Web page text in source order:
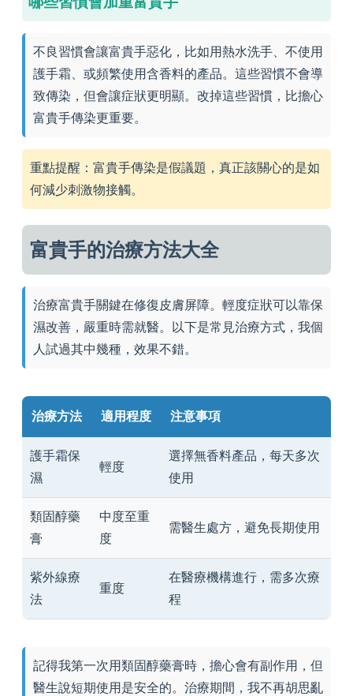
不良習慣會讓富貴手惡化，比如用熱水洗手、不使用
護手霜、或頻繁使用含香料的產品。這些習慣不會導
致傳染，但會讓症狀更明顯。改掉這些習慣，比擔心
富貴手傳染更重要。
重點提醒：富貴手傳染是假議題，真正該關心的是如
何減少刺激物接觸。
富貴手的治療方法大全
治療富貴手關鍵在修復皮膚屏障。輕度症狀可以靠保
濕改善，嚴重時需就醫。以下是常見治療方式，我個
人試過其中幾種，效果不錯。
治療方法 適用程度 注意事項
護手霜保
濕
輕度
選擇無香料產品，每天多次
使用
類固醇藥
膏
中度至重
度
需醫生處方，避免長期使用
紫外線療
法
重度
在醫療機構進行，需多次療
程
記得我第一次用類固醇藥膏時，擔心會有副作用，但
醫生說短期使用是安全的。治療期間，我不再胡思亂